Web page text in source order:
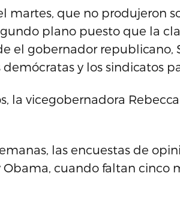
martes, que no produjeron
plano puesto que la
el gobernador republicano,
demócratas y los sindicatos
la vicegobernadora
las encuestas de
cuando faltan cinco